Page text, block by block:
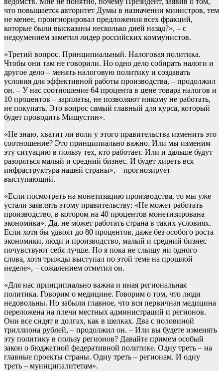
что повышается авторитет Думы в назначении министров, тем
не менее, проигнорировал предложения всех фракций,
которые были высказаны несколько дней назад?», – с
недоумением заметил лидер российских коммунистов.
«Третий вопрос. Принципиальный. Налоговая политика.
Чтобы они там не говорили. Но одно дело собирать налоги и
другое дело – менять налоговую политику и создавать
условия для эффективной работы производства, – продолжил
он. – У нас соотношение 64 процента в цене товара налогов и
10 процентов – зарплаты, не позволяют никому не работать,
не покупать. Это вопрос самый главный для курса, который
будет проводить Мишустин».
«Не знаю, хватит ли воли у этого правительства изменить это
соотношение? Это принципиально важно. Или мы изменим
эту ситуацию в пользу тех, кто работает. Или и дальше будут
разоряться малый и средний бизнес. И будет хиреть вся
инфраструктура нашей страны», – прогнозирует
выступающий.
«Если посмотреть на монетизацию производства, то мы уже
устали заявлять этому правительству: «Не может работать
производство, в котором на 40 процентов монетизирована
экономика». Да, не может работать страна в таких условиях.
Если хотя бы удвоят до 80 процентов, даже без особого роста
экономики, люди и производство, малый и средний бизнес
почувствуют себя лучше. Но я пока не слышу ни одного
слова, хотя трижды выступал по этой теме на прошлой
неделе», – сожалением отметил он.
«Для нас принципиально важна и иная региональная
политика. Говорим о медицине. Говорим о том, что люди
недовольны. Но забыли главное, что вся первичная медицина
переложена на плечи местных администраций и регионов.
Они все сидят в долгах, как в шелках. Два с половиной
триллиона рублей, – продолжил он. – Или вы будете изменять
эту политику в пользу регионов? Давайте примем особый
закон о бюджетной федеративной политике. Одну треть – на
главные проекты страны. Одну треть – регионам. И одну
треть – муниципалитетам».